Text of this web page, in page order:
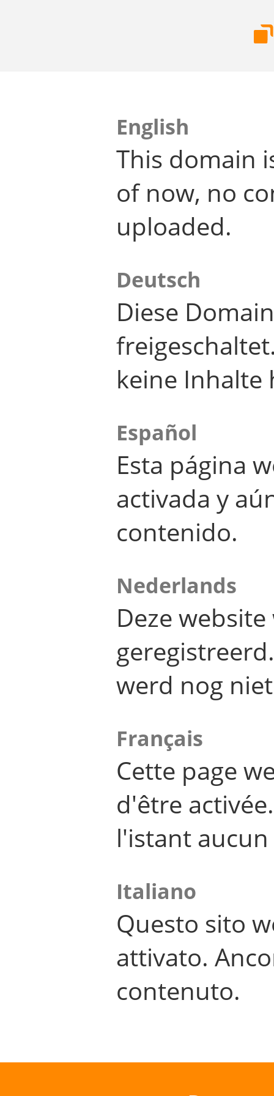
English
This domain
of now, no
uploaded.
Deutsch
Diese
keine Inhalte
Español
Esta página
activada y
contenido.
Nederlands
Deze
werd nog
Français
Cette page
d'être
l'istant
Italiano
Questo sito
attivato.
contenuto.